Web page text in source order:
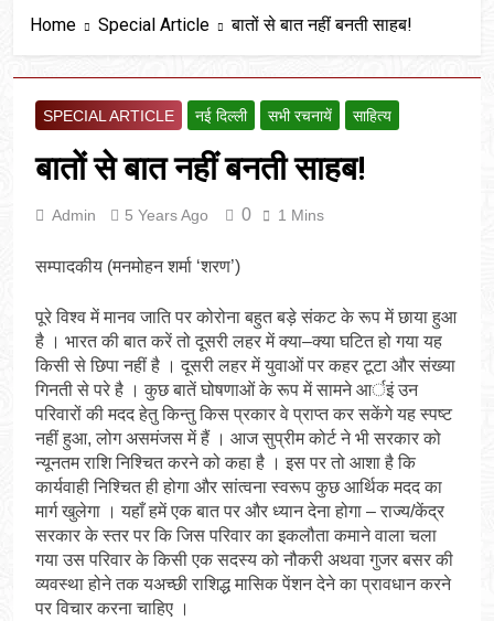
Home Special Article बातों से बात नहीं बनती साहब!
SPECIAL ARTICLE नई दिल्ली सभी रचनायें साहित्य
बातों से बात नहीं बनती साहब!
Admin 5 Years Ago 0 1 Mins
सम्पादकीय (मनमोहन शर्मा ‘शरण’)
पूरे विश्व में मानव जाति पर कोरोना बहुत बड़े संकट के रूप में छाया हुआ
है । भारत की बात करें तो दूसरी लहर में क्या–क्या घटित हो गया यह
किसी से छिपा नहीं है । दूसरी लहर में युवाओं पर कहर टूटा और संख्या
गिनती से परे है । कुछ बातें घोषणाओं के रूप में सामने आर्इं उन
परिवारों की मदद हेतु किन्तु किस प्रकार वे प्राप्त कर सकेंगे यह स्पष्ट
नहीं हुआ, लोग असमंजस में हैं । आज सुप्रीम कोर्ट ने भी सरकार को
न्यूनतम राशि निश्चित करने को कहा है । इस पर तो आशा है कि
कार्यवाही निश्चित ही होगा और सांत्वना स्वरूप कुछ आर्थिक मदद का
मार्ग खुलेगा । यहाँ हमें एक बात पर और ध्यान देना होगा – राज्य/केंद्र
सरकार के स्तर पर कि जिस परिवार का इकलौता कमाने वाला चला
गया उस परिवार के किसी एक सदस्य को नौकरी अथवा गुजर बसर की
व्यवस्था होने तक यअच्छी राशिद्ध मासिक पेंशन देने का प्रावधान करने
पर विचार करना चाहिए ।